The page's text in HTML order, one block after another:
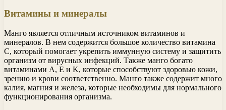
Витамины и минералы
Манго является отличным источником витаминов и
минералов. В нем содержится большое количество витамина
C, который помогает укрепить иммунную систему и защитить
организм от вирусных инфекций. Также манго богато
витаминами A, E и K, которые способствуют здоровью кожи,
зрению и крови соответственно. Манго также содержит много
калия, магния и железа, которые необходимы для нормального
функционирования организма.